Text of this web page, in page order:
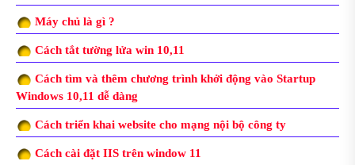
Máy chủ là gì ?
Cách tắt tường lửa win 10,11
Cách tìm và thêm chương trình khởi động vào Startup
Windows 10,11 dễ dàng
Cách triển khai website cho mạng nội bộ công ty
Cách cài đặt IIS trên window 11